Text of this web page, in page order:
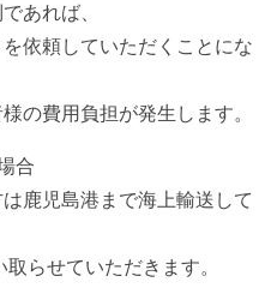
あれば、
依頼していただくことにな
の費用負担が発生します。
合
鹿児島港まで海上輸送して
らせていただきます。